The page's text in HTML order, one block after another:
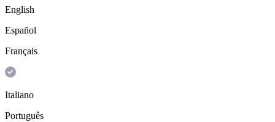
English
Español
Français
Italiano
Português